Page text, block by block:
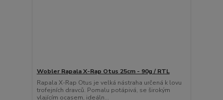
Wobler Rapala X-Rap Otus 25cm - 90g / RTL
Rapala X-Rap Otus je velká nástraha určená k lovu
trofejních dravců. Pomalu potápivá, se širokým
vlajícím ocasem, ideáln...